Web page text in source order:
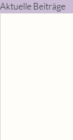
Aktuelle Beiträge